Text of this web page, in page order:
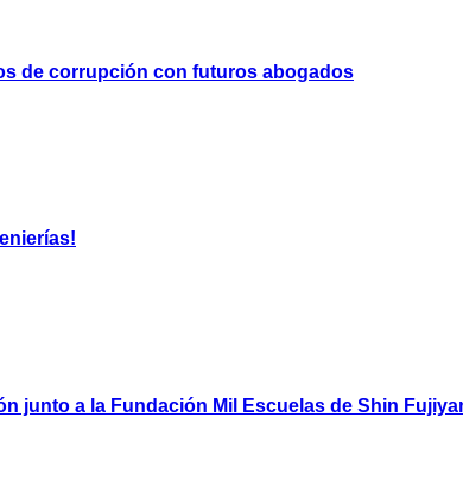
de corrupción con futuros abogados
junto a la Fundación Mil Escuelas de Shin